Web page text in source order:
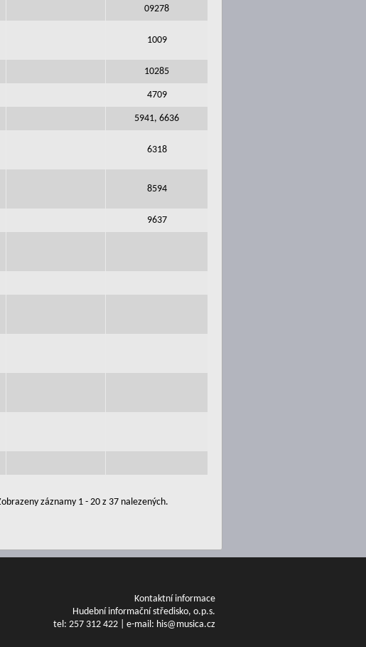
09278
1009
10285
4709
5941, 6636
6318
8594
9637
záznamy 1 - 20 z 37 nalezených.
Kontaktní informace
Hudební informační středisko, o.p.s.
tel: 257 312 422 | e-mail: his@musica.cz